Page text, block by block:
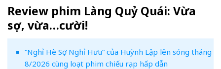
Review phim Làng Quỷ Quái: Vừa
sợ, vừa…cười!
“Nghỉ Hè Sợ Nghỉ Hưu” của Huỳnh Lập lên sóng tháng
8/2026 cùng loạt phim chiếu rạp hấp dẫn